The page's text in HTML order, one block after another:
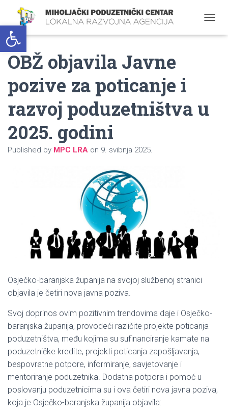
Open toolbar
O
OBŽ objavila Javne
pozive za poticanje i
razvoj poduzetništva u
2025. godini
Published by MPC LRA on 9. svibnja 2025.
Osječko-baranjska županija na svojoj službenoj stranici
objavila je četiri nova javna poziva.
Svoj doprinos ovim pozitivnim trendovima daje i Osječko-
baranjska županija, provodeći različite projekte poticanja
poduzetništva, među kojima su sufinanciranje kamate na
poduzetničke kredite, projekti poticanja zapošljavanja,
bespovratne potpore, informiranje, savjetovanje i
mentoriranje poduzetnika. Dodatna potpora i pomoć u
poslovanju poduzetnicima su i ova četiri nova javna poziva,
koja je Osječko-baranjska županija objavila: